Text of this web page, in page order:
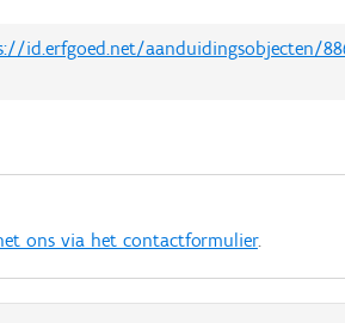
id.erfgoed.net/aanduidingsobjecten/
ons via het contactformulier.